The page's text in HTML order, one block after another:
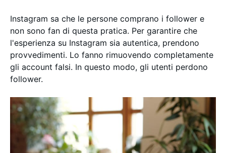
Instagram sa che le persone comprano i follower e
non sono fan di questa pratica. Per garantire che
l'esperienza su Instagram sia autentica, prendono
provvedimenti. Lo fanno rimuovendo completamente
gli account falsi. In questo modo, gli utenti perdono
follower.